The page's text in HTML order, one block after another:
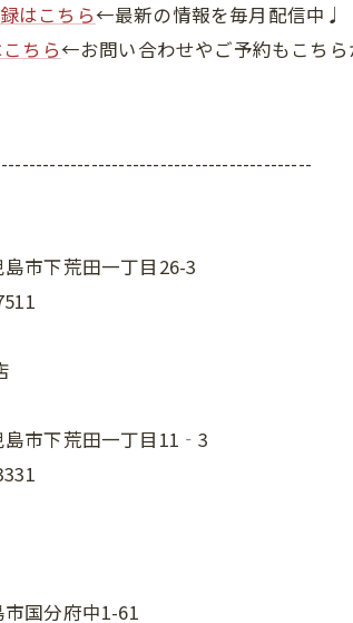
はこちら←最新の情報を毎月配信中♩
ちら←お問い合わせやご予約もこちら
市下荒田一丁目26-3
島市下荒田一丁目11‐3
国分府中1-61